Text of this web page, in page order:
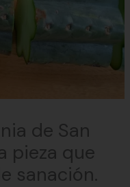
de San
pieza que
sanación.